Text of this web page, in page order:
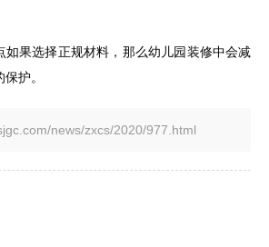
果选择正规材料，那么幼儿园装修中会减
护。
news/zxcs/2020/977.html